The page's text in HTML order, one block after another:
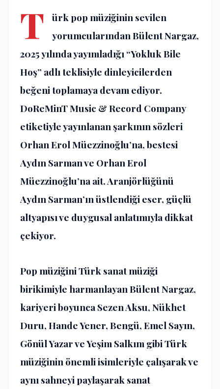
T
ürk pop müziğinin sevilen
yorumcularından Bülent Nargaz,
2025 yılında yayımladığı “Yokluk Bile
Hoş” adlı teklisiyle dinleyicilerden
beğeni toplamaya devam ediyor.
DoReMinT Music & Record Company
etiketiyle yayınlanan şarkının sözleri
Orhan Erol Müezzinoğlu’na, bestesi
Aydın Sarman ve Orhan Erol
Müezzinoğlu’na ait. Aranjörlüğünü
Aydın Sarman’ın üstlendiği eser, güçlü
altyapısı ve duygusal anlatımıyla dikkat
çekiyor.
Pop müziğini Türk sanat müziği
birikimiyle harmanlayan Bülent Nargaz,
kariyeri boyunca Sezen Aksu, Nükhet
Duru, Hande Yener, Bengü, Emel Sayın,
Gönül Yazar ve Yeşim Salkım gibi Türk
müziğinin önemli isimleriyle çalışarak ve
aynı sahneyi paylaşarak sanat